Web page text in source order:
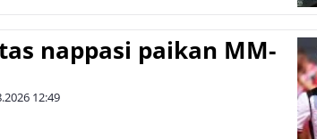
nappasi paikan MM-
12:49